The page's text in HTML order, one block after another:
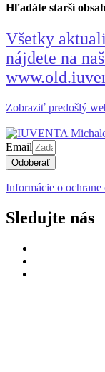
Hľadáte starší
Všetky
nájdete na
Zobraziť predošlý
Email
Odoberať
Informácie o
Sledujte nás